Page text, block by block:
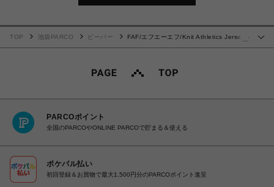
TOP 池袋PARCO ビーバー
FAF/エフエーエフ/Knit Athletics Jersey -
PARCOポイント
全国のPARCOやONLINE PARCOで貯まる＆使える
ポケパル払い
初回登録＆お買物で最大1,500円分のPARCOポイント進呈